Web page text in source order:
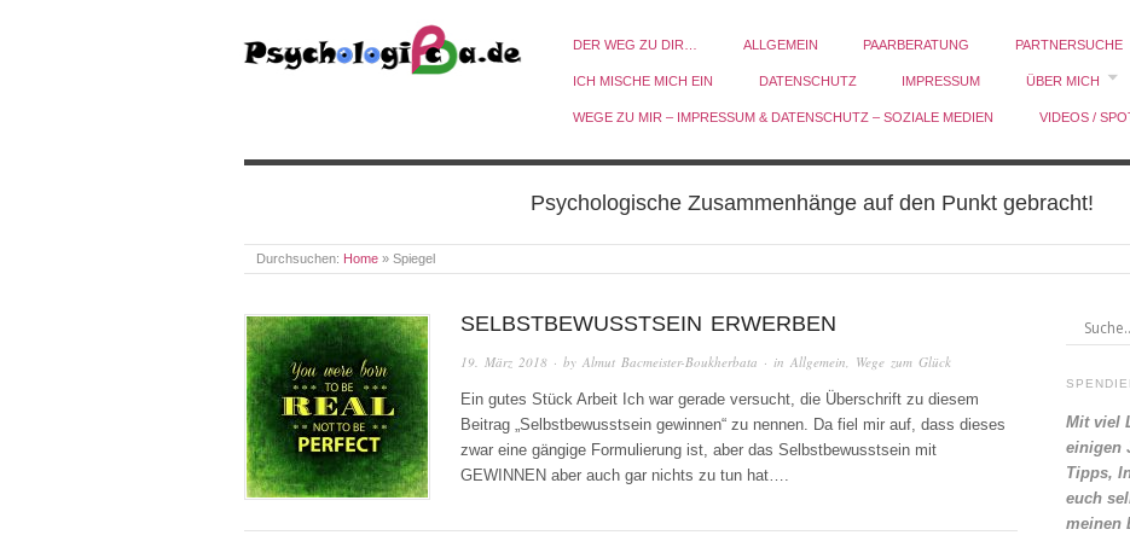
DER WEG ZU DIR… ALLGEMEIN PAARBERATUNG PARTNERSUCHE
ICH MISCHE MICH EIN DATENSCHUTZ IMPRESSUM ÜBER MICH
WEGE ZU MIR – IMPRESSUM & DATENSCHUTZ – SOZIALE MEDIEN VIDEOS /
Psychologische Zusammenhänge auf den Punkt gebracht!
Durchsuchen: Home » Spiegel
SELBSTBEWUSSTSEIN ERWERBEN
19. März 2018 · by Almut Bacmeister-Boukherbata · in Allgemein Wege zum Glück
Ein gutes Stück Arbeit Ich war gerade versucht, die Überschrift zu diesem
Beitrag „Selbstbewusstsein gewinnen“ zu nennen. Da fiel mir auf, dass dieses
zwar eine gängige Formulierung ist, aber das Selbstbewusstsein mit
GEWINNEN aber auch gar nichts zu tun hat….
Mit viel
einigen
Tipps,
euch
meinen